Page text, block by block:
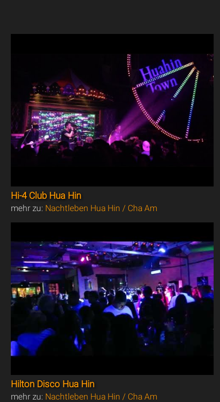
Hi-4 Club Hua Hin
mehr zu: Nachtleben Hua Hin / Cha Am
Hilton Disco Hua Hin
mehr zu: Nachtleben Hua Hin / Cha Am